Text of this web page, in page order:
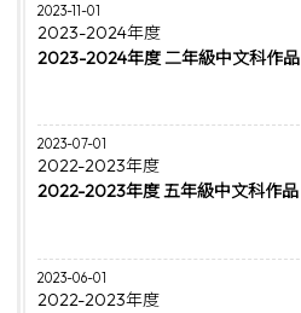
2023-11-01
2023-2024年度
2023-2024年度 二年級中文科作品
2023-07-01
2022-2023年度
2022-2023年度 五年級中文科作品
2023-06-01
2022-2023年度